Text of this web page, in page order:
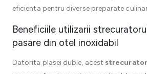
eficienta pentru diverse preparate
Beneficiile utilizarii
pasare din otel inoxidabil
Datorita plasei duble, acest